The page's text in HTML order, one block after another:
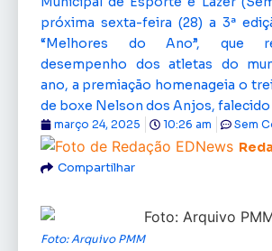
próxima sexta-feira (28) a 3ª
“Melhores do Ano”, que
desempenho dos atletas do
ano, a premiação homenageia o
de boxe Nelson dos Anjos, falecido
março 24, 2025 10:26 am Sem
Compartilhar
Foto: Arquivo PMM